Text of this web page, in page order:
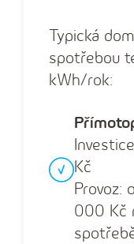
Typická
spotřebou
kWh/rok:
Kč
Provoz:
000 Kč